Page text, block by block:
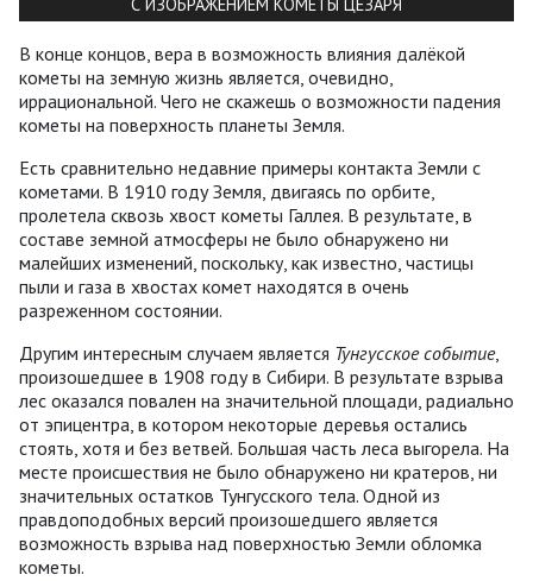
В конце концов, вера в возможность влияния далёкой
кометы на земную жизнь является, очевидно,
иррациональной. Чего не скажешь о возможности падения
кометы на поверхность планеты Земля.
Есть сравнительно недавние примеры контакта Земли с
кометами. В 1910 году Земля, двигаясь по орбите,
пролетела сквозь хвост кометы Галлея. В результате, в
составе земной атмосферы не было обнаружено ни
малейших изменений, поскольку, как известно, частицы
пыли и газа в хвостах комет находятся в очень
разреженном состоянии.
Другим интересным случаем является Тунгусское событие,
произошедшее в 1908 году в Сибири. В результате взрыва
лес оказался повален на значительной площади, радиально
от эпицентра, в котором некоторые деревья остались
стоять, хотя и без ветвей. Большая часть леса выгорела. На
месте происшествия не было обнаружено ни кратеров, ни
значительных остатков Тунгусского тела. Одной из
правдоподобных версий произошедшего является
возможность взрыва над поверхностью Земли обломка
кометы.